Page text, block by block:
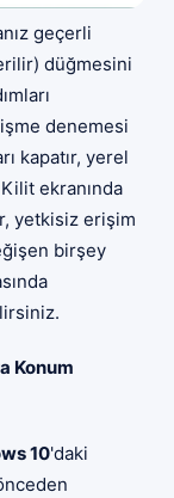
geçerli
düğmesini
denemesi
kapatır, yerel
Kilit ekranında
yetkisiz erişim
birşey
Konum
10'daki